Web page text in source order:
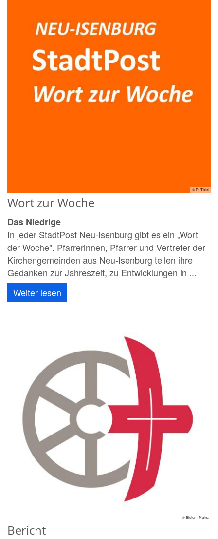
© D. Thiel
Wort zur Woche
Das Niedrige
In jeder StadtPost Neu-Isenburg gibt es ein „Wort
der Woche". Pfarrerinnen, Pfarrer und Vertreter der
Kirchengemeinden aus Neu-Isenburg teilen ihre
Gedanken zur Jahreszeit, zu Entwicklungen in ...
Weiter lesen
© Bistum Mainz
Bericht